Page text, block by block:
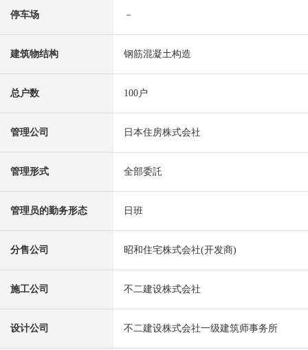
停车场 －
建筑物结构 钢筋混凝土构造
总户数 100户
管理公司 日本住房株式会社
管理形式 全部委託
管理员的勤务形态 日班
分售公司 昭和住宅株式会社(开发商)
施工公司 不二建设株式会社
设计公司 不二建设株式会社一级建筑师事务所